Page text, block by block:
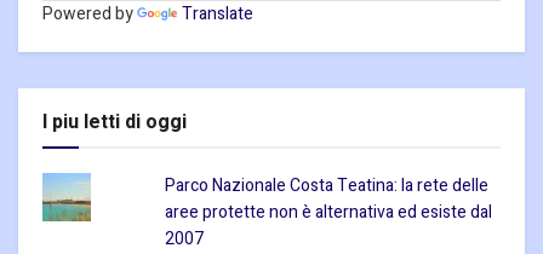
Powered by Translate
I piu letti di oggi
Parco Nazionale Costa Teatina: la rete delle
aree protette non è alternativa ed esiste dal
2007